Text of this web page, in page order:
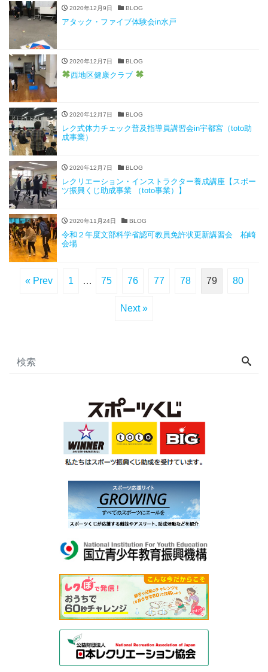
2020年12月9日 BLOG
アタック・ファイブ体験会in水戸
2020年12月7日 BLOG
西地区健康クラブ
2020年12月7日 BLOG
レク式体力チェック普及指導員講習会in宇都宮（toto助
成事業）
2020年12月7日 BLOG
レクリエーション・インストラクター養成講座【スポー
ツ振興くじ助成事業 （toto事業）】
2020年11月24日 BLOG
令和２年度文部科学省認可教員免許状更新講習会 柏崎
会場
« Prev 1 … 75 76 77 78 79 80
Next »